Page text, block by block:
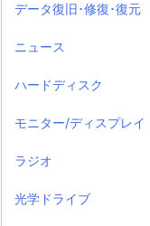
データ復旧･修復･復元
ニュース
ハードディスク
モニター/ディスプレイ
ラジオ
光学ドライブ